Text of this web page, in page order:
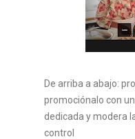
De arriba a abajo:
promociónalo con
dedicada y modera
control